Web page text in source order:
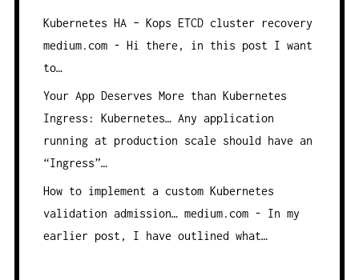
Kubernetes HA – Kops ETCD cluster recovery
medium.com - Hi there, in this post I want
to…
Your App Deserves More than Kubernetes
Ingress: Kubernetes…Any application
running at production scale should have an
“Ingress”…
How to implement a custom Kubernetes
validation admission…medium.com - In my
earlier post, I have outlined what…